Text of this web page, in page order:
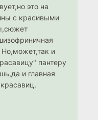
это на
с красивыми
Но,может,так и
пантеру
и главная